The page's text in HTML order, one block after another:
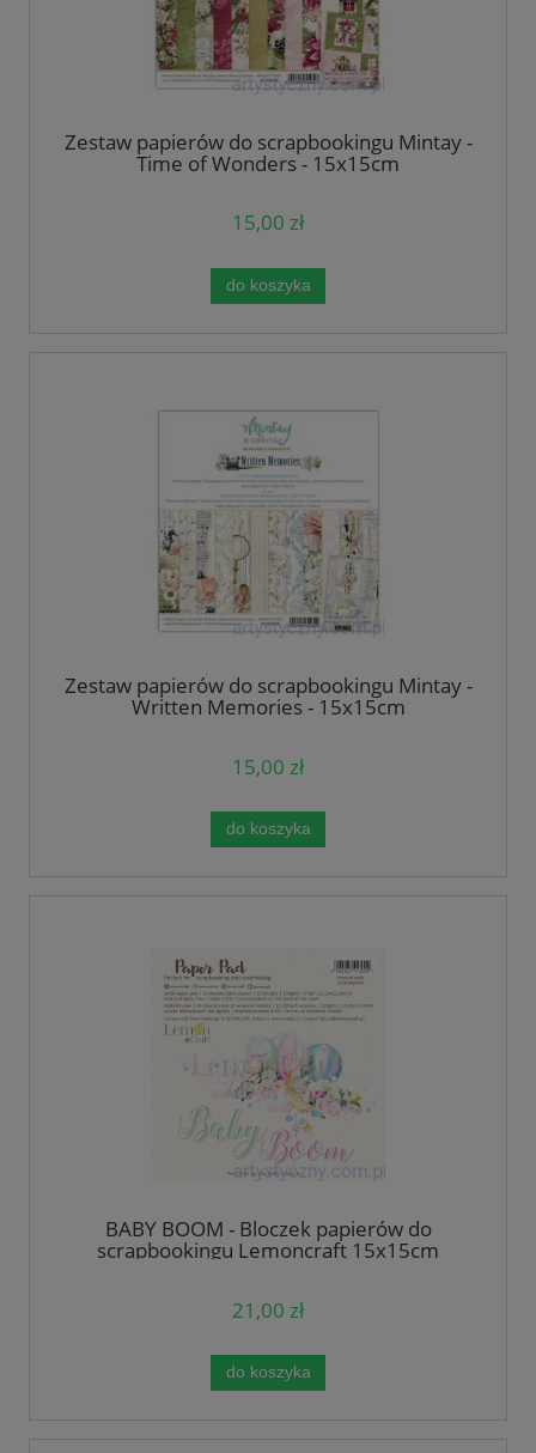
Zestaw papierów do scrapbookingu Mintay -
Time of Wonders - 15x15cm
15,00 zł
do koszyka
Zestaw papierów do scrapbookingu Mintay -
Written Memories - 15x15cm
15,00 zł
do koszyka
BABY BOOM - Bloczek papierów do
scrapbookingu Lemoncraft 15x15cm
21,00 zł
do koszyka